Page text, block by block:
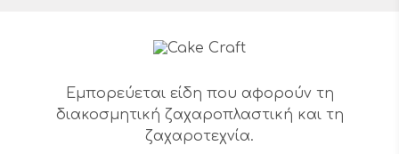
Εμπορεύεται είδη που αφορούν τη
διακοσμητική ζαχαροπλαστική και τη
ζαχαροτεχνία.